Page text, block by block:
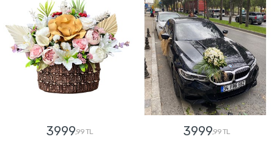
3999,99 TL 3999,99 TL